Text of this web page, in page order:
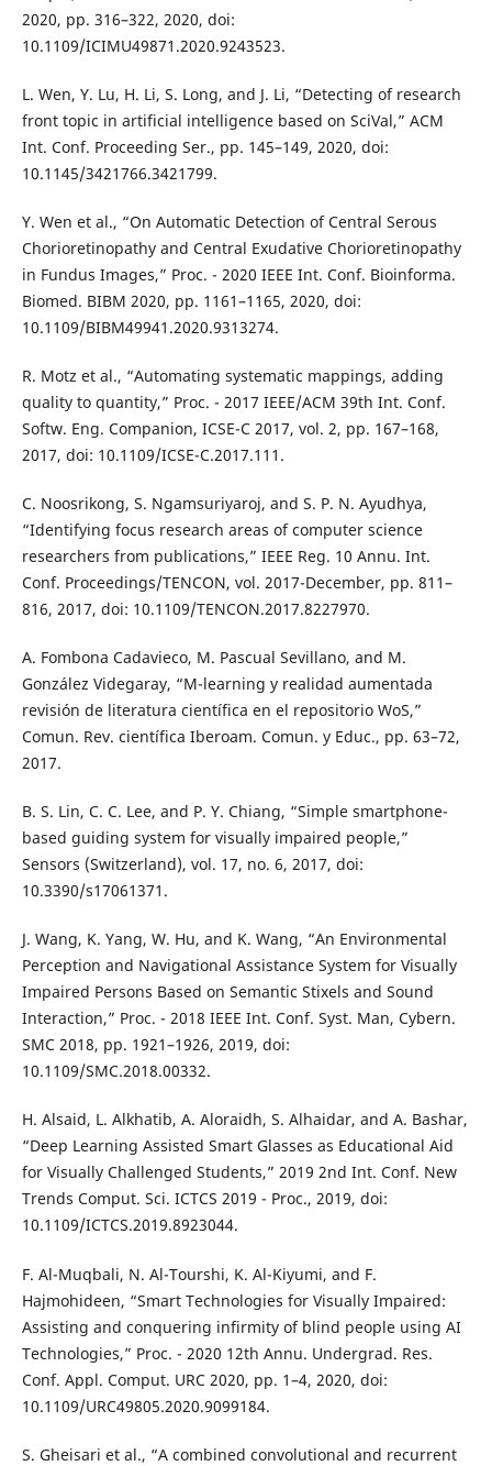
2020, pp. 316–322, 2020, doi:
10.1109/ICIMU49871.2020.9243523.
L. Wen, Y. Lu, H. Li, S. Long, and J. Li, “Detecting of research
front topic in artificial intelligence based on SciVal,” ACM
Int. Conf. Proceeding Ser., pp. 145–149, 2020, doi:
10.1145/3421766.3421799.
Y. Wen et al., “On Automatic Detection of Central Serous
Chorioretinopathy and Central Exudative Chorioretinopathy
in Fundus Images,” Proc. - 2020 IEEE Int. Conf. Bioinforma.
Biomed. BIBM 2020, pp. 1161–1165, 2020, doi:
10.1109/BIBM49941.2020.9313274.
R. Motz et al., “Automating systematic mappings, adding
quality to quantity,” Proc. - 2017 IEEE/ACM 39th Int. Conf.
Softw. Eng. Companion, ICSE-C 2017, vol. 2, pp. 167–168,
2017, doi: 10.1109/ICSE-C.2017.111.
C. Noosrikong, S. Ngamsuriyaroj, and S. P. N. Ayudhya,
“Identifying focus research areas of computer science
researchers from publications,” IEEE Reg. 10 Annu. Int.
Conf. Proceedings/TENCON, vol. 2017-December, pp. 811–
816, 2017, doi: 10.1109/TENCON.2017.8227970.
A. Fombona Cadavieco, M. Pascual Sevillano, and M.
González Videgaray, “M-learning y realidad aumentada
revisión de literatura científica en el repositorio WoS,”
Comun. Rev. científica Iberoam. Comun. y Educ., pp. 63–72,
2017.
B. S. Lin, C. C. Lee, and P. Y. Chiang, “Simple smartphone-
based guiding system for visually impaired people,”
Sensors (Switzerland), vol. 17, no. 6, 2017, doi:
10.3390/s17061371.
J. Wang, K. Yang, W. Hu, and K. Wang, “An Environmental
Perception and Navigational Assistance System for Visually
Impaired Persons Based on Semantic Stixels and Sound
Interaction,” Proc. - 2018 IEEE Int. Conf. Syst. Man, Cybern.
SMC 2018, pp. 1921–1926, 2019, doi:
10.1109/SMC.2018.00332.
H. Alsaid, L. Alkhatib, A. Aloraidh, S. Alhaidar, and A. Bashar,
“Deep Learning Assisted Smart Glasses as Educational Aid
for Visually Challenged Students,” 2019 2nd Int. Conf. New
Trends Comput. Sci. ICTCS 2019 - Proc., 2019, doi:
10.1109/ICTCS.2019.8923044.
F. Al-Muqbali, N. Al-Tourshi, K. Al-Kiyumi, and F.
Hajmohideen, “Smart Technologies for Visually Impaired:
Assisting and conquering infirmity of blind people using AI
Technologies,” Proc. - 2020 12th Annu. Undergrad. Res.
Conf. Appl. Comput. URC 2020, pp. 1–4, 2020, doi:
10.1109/URC49805.2020.9099184.
S. Gheisari et al., “A combined convolutional and recurrent